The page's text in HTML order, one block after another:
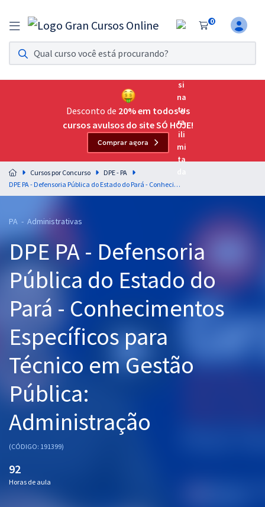
0
Assinatura Ilimitada 11
Acesso a todos os cursos. Teste grátis por 7 dias!
Assinatura OAB Até Passar
Acesso ilimitado a toda preparação para o Exame da
Residências Multiprofissionais
Preparação completa e intensiva para as principais
residências em saúde do Brasil
Cursos 20% OFF
Pós
Graduação
OAB
Mentorias
Questões grátis
Desconto de 20% em todos os
cursos avulsos do site SÓ HOJE!
Comprar agora
Cursos por Concurso
DPE - PA
DPE PA - Defensoria Pública do Estado do Pará - Conhecimentos Específicos para Técnico em Gestão Pública: Administração
PA - Administrativas
DPE PA - Defensoria
Pública do Estado do
Pará - Conhecimentos
Específicos para
Técnico em Gestão
Pública:
Administração
(CÓDIGO: 191399)
92
Horas de aula